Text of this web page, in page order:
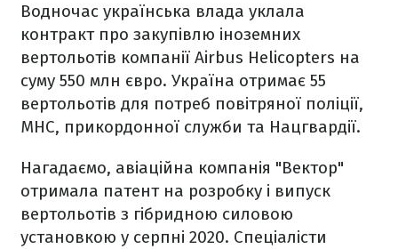
Водночас українська влада уклала
контракт про закупівлю іноземних
вертольотів компанії Airbus Helicopters на
суму 550 млн євро. Україна отримає 55
вертольотів для потреб повітряної поліції,
МНС, прикордонної служби та Нацгвардії.
Нагадаємо, авіаційна компанія "Вектор"
отримала патент на розробку і випуск
вертольотів з гібридною силовою
установкою у серпні 2020. Спеціалісти